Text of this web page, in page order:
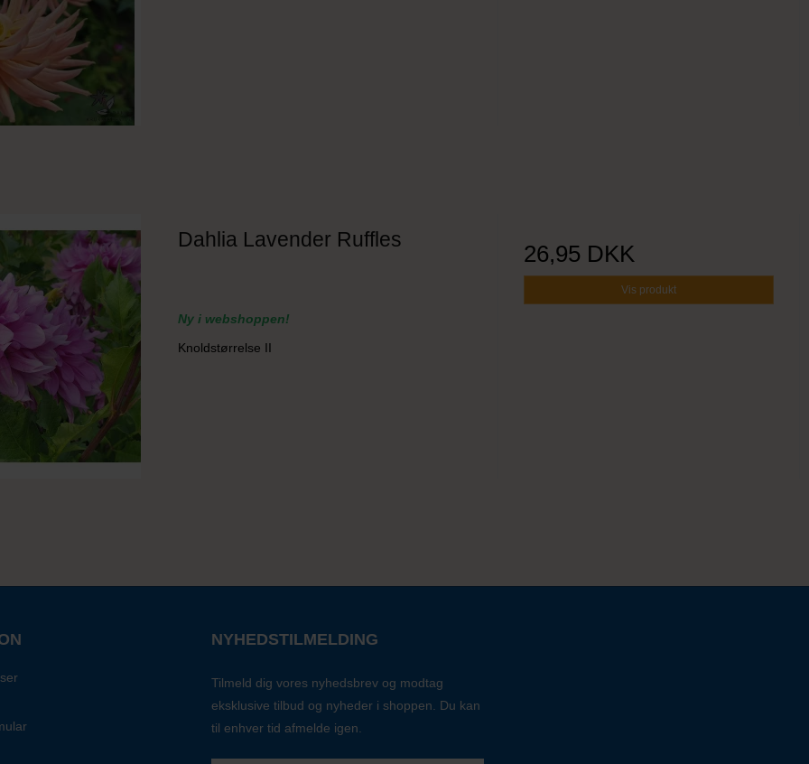
Dahlia Lavender Ruffles
Ny i webshoppen!
Knoldstørrelse II
26,95 DKK
Vis produkt
NYHEDSTILMELDING
Tilmeld dig vores nyhedsbrev og modtag
eksklusive tilbud og nyheder i shoppen. Du kan
til enhver tid afmelde igen.